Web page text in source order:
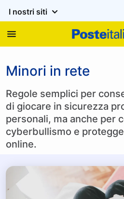
I nostri siti
Minori in rete
Regole semplici per
di giocare in sicurezza
personali, ma anche per
cyberbullismo e
online.